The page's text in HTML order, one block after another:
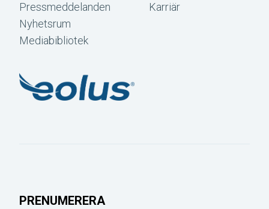
Pressmeddelanden
Nyhetsrum
Mediabibliotek
Karriär
PRENUMERERA